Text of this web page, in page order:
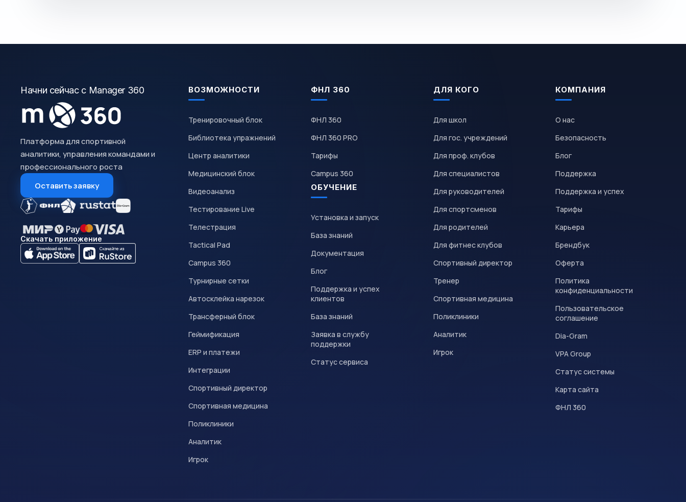
Начни сейчас с Manager 360
Платформа для спортивной
аналитики, управления командами и
профессионального роста
Оставить заявку
Скачать приложение
ВОЗМОЖНОСТИ
Тренировочный блок
Библиотека упражнений
Центр аналитики
Медицинский блок
Видеоанализ
Тестирование Live
Телестрация
Tactical Pad
Campus 360
Турнирные сетки
Автосклейка нарезок
Трансферный блок
Геймификация
ERP и платежи
Интеграции
Спортивный директор
Спортивная медицина
Поликлиники
Аналитик
Игрок
ФНЛ 360
ФНЛ 360
ФНЛ 360 PRO
Тарифы
Campus 360
ОБУЧЕНИЕ
Установка и запуск
База знаний
Документация
Блог
Поддержка и успех
клиентов
База знаний
Заявка в службу
поддержки
Статус сервиса
ДЛЯ КОГО
Для школ
Для гос. учреждений
Для проф. клубов
Для специалистов
Для руководителей
Для спортсменов
Для родителей
Для фитнес клубов
Спортивный директор
Тренер
Спортивная медицина
Поликлиники
Аналитик
Игрок
КОМПАНИЯ
О нас
Безопасность
Блог
Поддержка
Поддержка и успех
Тарифы
Карьера
Брендбук
Оферта
Политика
конфиденциальности
Пользовательское
соглашение
Dia-Gram
VPA Group
Статус системы
Карта сайта
ФНЛ 360